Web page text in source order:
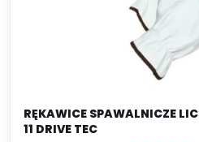
RĘKAWICE SPAWALNICZE
11 DRIVE TEC